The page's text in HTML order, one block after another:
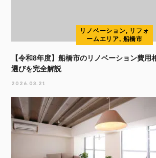
リノベーション, リフォ
ームエリア, 船橋市
【令和8年度】船橋市のリノベーション費用
選びを完全解説
2026.03.21